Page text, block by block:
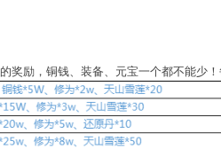
奖励，铜钱、装备、元宝一个都不能少